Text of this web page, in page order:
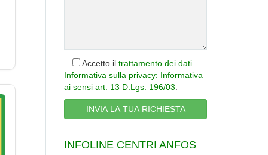
Accetto il trattamento dei dati
Informativa sulla privacy: Informativa
ai sensi art. 13 D.Lgs. 196/03
INFOLINE CENTRI ANFOS